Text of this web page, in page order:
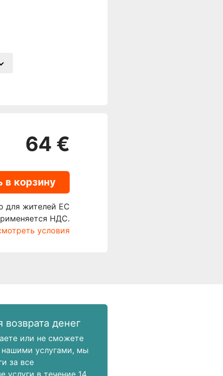
64 €
в корзину
для жителей ЕС
НДС.
условия
возврата денег
или не сможете
нашими услугами, мы
за все
услуги в течение 14